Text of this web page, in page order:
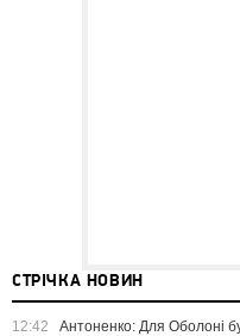
СТРІЧКА НОВИН
12:42 Антоненко: Для Оболоні